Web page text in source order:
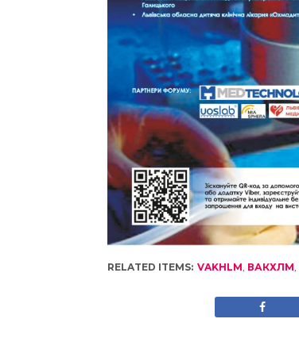
RELATED ITEMS: VAKHLM ВАКХЛМ